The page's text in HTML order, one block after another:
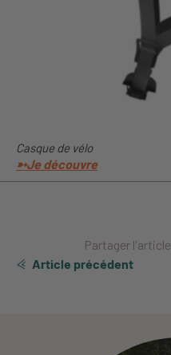
Casque de vélo
➳Jedécouvre
Partager l'article
Article précédent